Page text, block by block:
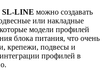
SL-LINE можно создавать
или накладные
модели профилей
блока питания, что очень
крепежи, подвесы и
профилей в